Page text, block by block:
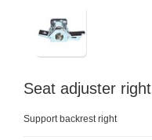
Seat adjuster right
Support backrest right